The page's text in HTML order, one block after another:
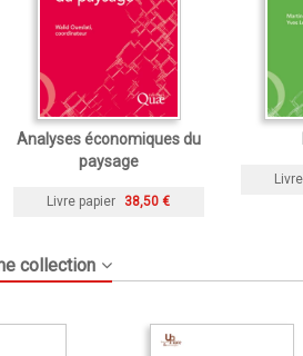
Analyses économiques du
paysage
Livre papier 38,50 €
collection